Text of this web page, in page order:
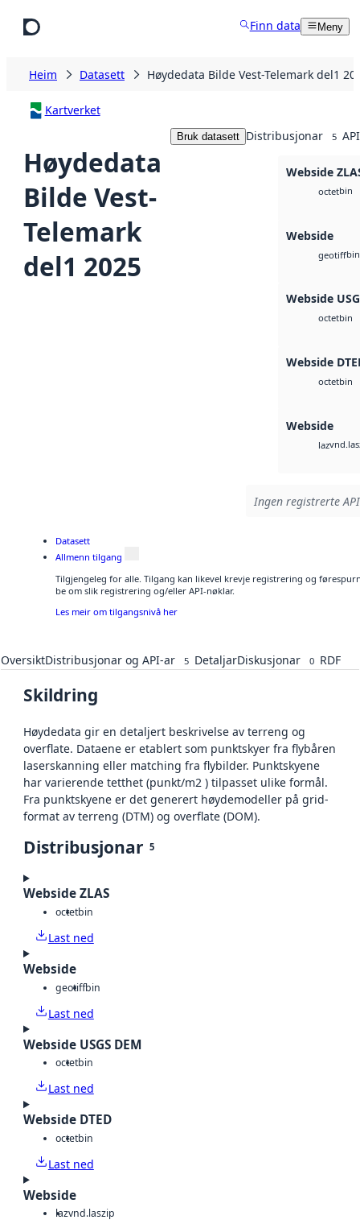
Finn data Meny
Heim Datasett Høydedata Bilde Vest-Telemark del1
Kartverket
Høydedata
Bilde Vest-
Telemark
del1 2025
Bruk datasett Distribusjonar 5
Webside
octetbin
Webside
geotiffbin
Webside
octetbin
Webside
octetbin
Webside
laz
Ingen registrerte
Datasett
Allmenn tilgang
Tilgjengeleg for alle. Tilgang kan likevel krevje registrering og
be om slik registrering og/eller API-nøklar.
Les meir om tilgangsnivå her
OversiktDistribusjonar og API-ar 5 DetaljarDiskusjonar 0 RDF
Skildring
Høydedata gir en detaljert beskrivelse av terreng og
overflate. Dataene er etablert som punktskyer fra flybåren
laserskanning eller matching fra flybilder. Punktskyene
har varierende tetthet (punkt/m2 ) tilpasset ulike formål.
Fra punktskyene er det generert høydemodeller på grid-
format av terreng (DTM) og overflate (DOM).
Distribusjonar 5
Webside ZLAS
octetbin
Last ned
Webside
geotiffbin
Last ned
Webside USGS DEM
octetbin
Last ned
Webside DTED
octetbin
Last ned
Webside
lazvnd.laszip